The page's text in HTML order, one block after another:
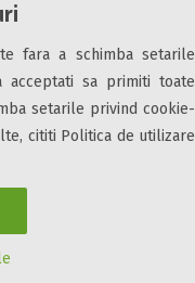
fara a schimba setarile
acceptati sa primiti toate
setarile privind cookie-
cititi Politica de utilizare
rezervate.
Cazare7 Harta Cazare7